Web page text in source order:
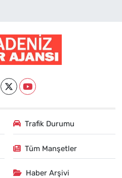
Trafik Durumu
Tüm Manşetler
Haber Arşivi